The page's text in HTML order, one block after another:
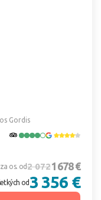
Gordis
za os. od2 0721 678 €
od 3 356 €